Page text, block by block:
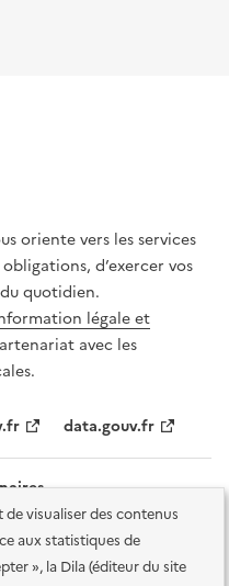
visualiser des contenus
aux statistiques de
», la Dila (éditeur du site
oriente vers les services
d’exercer vos
quotidien.
légale et
avec les
data.gouv.fr